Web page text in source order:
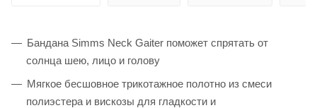
Бандана Simms Neck Gaiter поможет спрятать от
солнца шею, лицо и голову
Мягкое бесшовное трикотажное полотно из смеси
полиэстера и вискозы для гладкости и